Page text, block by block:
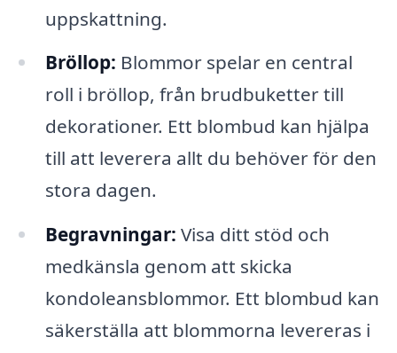
uppskattning.
Bröllop: Blommor spelar en central
roll i bröllop, från brudbuketter till
dekorationer. Ett blombud kan hjälpa
till att leverera allt du behöver för den
stora dagen.
Begravningar: Visa ditt stöd och
medkänsla genom att skicka
kondoleansblommor. Ett blombud kan
säkerställa att blommorna levereras i